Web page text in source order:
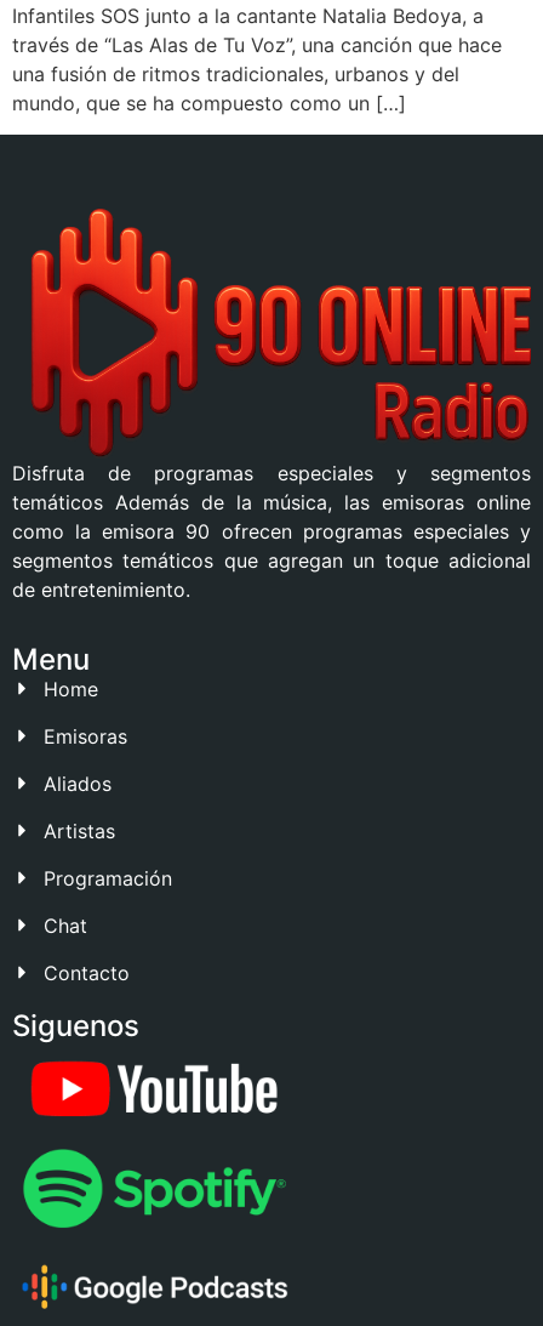
Infantiles SOS junto a la cantante Natalia Bedoya, a
través de “Las Alas de Tu Voz”, una canción que hace
una fusión de ritmos tradicionales, urbanos y del
mundo, que se ha compuesto como un […]
Disfruta de programas especiales y segmentos
temáticos Además de la música, las emisoras online
como la emisora 90 ofrecen programas especiales y
segmentos temáticos que agregan un toque adicional
de entretenimiento.
Menu
Home
Emisoras
Aliados
Artistas
Programación
Chat
Contacto
Siguenos